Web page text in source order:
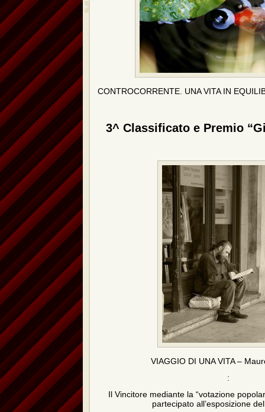
CONTROCORRENTE. UNA VITA IN
3^ Classificato e Premio
VIAGGIO DI UNA VITA –
:
Il Vincitore mediante la “votazione
partecipato all’esposizione